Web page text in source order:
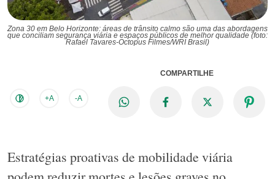
Zona 30 em Belo Horizonte: áreas de trânsito calmo são uma das abordagens
que conciliam segurança viária e espaços públicos de melhor qualidade (foto:
Rafael Tavares-Octopus Filmes/WRI Brasil)
+A -A
COMPARTILHE
Estratégias proativas de mobilidade viária